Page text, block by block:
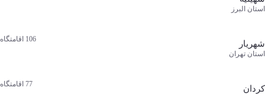
استان البرز
شهریار
استان تهران
106 اقامتگاه
کردان 77 اقامتگاه